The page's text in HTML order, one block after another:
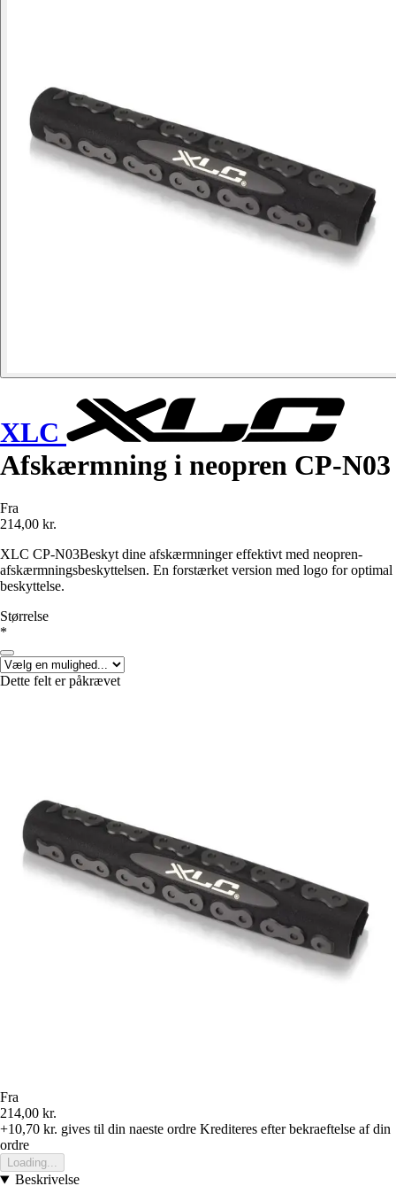
XLC
Afskærmning i neopren CP-N03
Fra
214,00 kr.
XLC CP-N03Beskyt dine afskærmninger effektivt med neopren-
afskærmningsbeskyttelsen. En forstærket version med logo for optimal
beskyttelse.
Størrelse
*
Dette felt er påkrævet
Fra
214,00 kr.
+10,70 kr. gives til din naeste ordre Krediteres efter bekraeftelse af din
ordre
Loading...
Beskrivelse